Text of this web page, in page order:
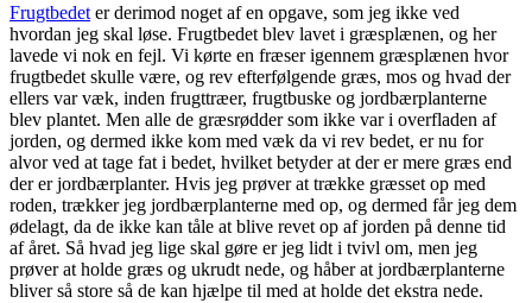
Frugtbedet er derimod noget af en opgave, som jeg ikke ved
hvordan jeg skal løse. Frugtbedet blev lavet i græsplænen, og her
lavede vi nok en fejl. Vi kørte en fræser igennem græsplænen hvor
frugtbedet skulle være, og rev efterfølgende græs, mos og hvad der
ellers var væk, inden frugttræer, frugtbuske og jordbærplanterne
blev plantet. Men alle de græsrødder som ikke var i overfladen af
jorden, og dermed ikke kom med væk da vi rev bedet, er nu for
alvor ved at tage fat i bedet, hvilket betyder at der er mere græs end
der er jordbærplanter. Hvis jeg prøver at trække græsset op med
roden, trækker jeg jordbærplanterne med op, og dermed får jeg dem
ødelagt, da de ikke kan tåle at blive revet op af jorden på denne tid
af året. Så hvad jeg lige skal gøre er jeg lidt i tvivl om, men jeg
prøver at holde græs og ukrudt nede, og håber at jordbærplanterne
bliver så store så de kan hjælpe til med at holde det ekstra nede.